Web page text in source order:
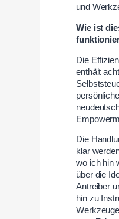
und
Wie ist
Die
enthält
Die
klar
wo ich hin
über die
Antreiber
hin zu